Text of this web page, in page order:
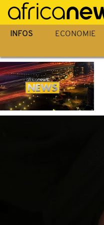
Passer
au
contenu
INFOS ECONOMIE